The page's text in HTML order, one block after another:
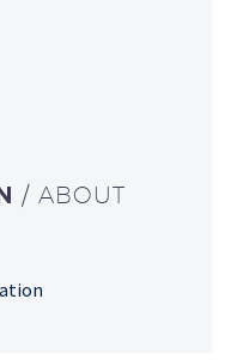
/ ABOUT